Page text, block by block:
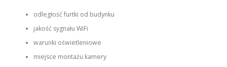
odległość furtki od budynku
jakość sygnału WiFi
warunki oświetleniowe
miejsce montażu kamery